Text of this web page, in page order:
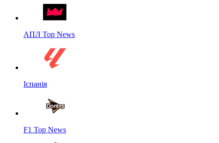
АПЛ Top News
Іспанія
F1 Top News